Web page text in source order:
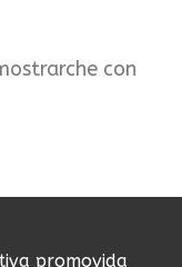
con
promovida